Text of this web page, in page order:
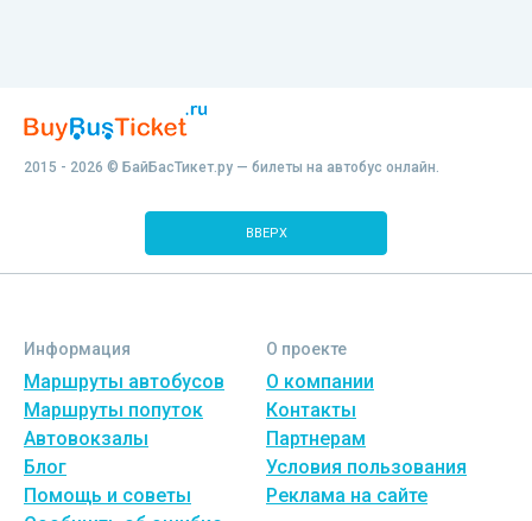
2015 - 2026 © БайБасТикет.ру — билеты на автобус онлайн.
ВВЕРХ
Информация
Маршруты автобусов
Маршруты попуток
Автовокзалы
Блог
Помощь и советы
О проекте
О компании
Контакты
Партнерам
Условия пользования
Реклама на сайте